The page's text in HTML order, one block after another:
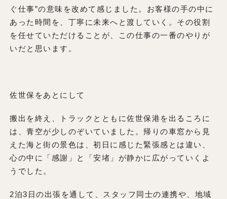
ぐ仕事”の意味を改めて感じました。お客様の手の中に
あった時間を、丁寧に未来へと渡していく。その役割
を任せていただけることが、この仕事の一番のやりが
いだと思います。
佐世保をあとにして
搬出を終え、トラックとともに佐世保港を出るころに
は、青空が少しのぞいていました。帰りの車窓から見
えた海と街の景色は、初日に感じた緊張感とは違い、
心の中に「感謝」と「安堵」が静かに広がっていくよ
うでした。
2泊3日の出張を通して、スタッフ同士の連携や、地域